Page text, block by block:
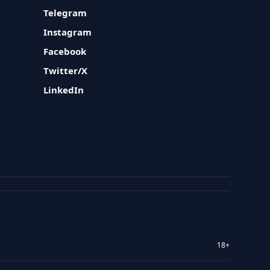
Telegram
Instagram
Facebook
Twitter/X
LinkedIn
18+